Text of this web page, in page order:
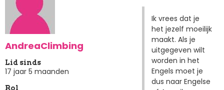
AndreaClimbing
Lid sinds
17 jaar 5 maanden
Rol
Ik vrees dat je
het jezelf moeilijk
maakt. Als je
uitgegeven wilt
worden in het
Engels moet je
dus naar Engelse